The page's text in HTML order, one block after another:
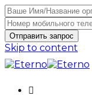
Отправить запрос
Skip to content